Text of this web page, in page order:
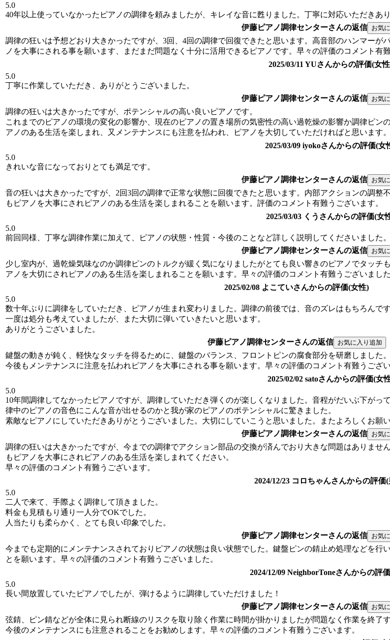
5.0
40年以上使っていなかったピアノの調律を頼みましたが、キレイな音に甦りました。丁寧に対応いただきあ
伊藤ピアノ調律センターさんの返信
調律の狂いは予想どおり大きかったですが、3回、4回の調律で回復できたと思います。高音部のハンマー
ノを大事にされる事を願います、まだまだ問題なく十分に活用できるピアノです。早々の評価のコメント有
2025/03/11 YUさんからの評価(女
5.0
丁寧に作業していただき、ありがとうございました。
伊藤ピアノ調律センターさんの返信
調律の狂いは大きかったですが、ポテンシャルの高い良いピアノです。
これまでのピアノの環境の変化の影響か、現在のピアノの置き場所の気密性の高い過乾燥の影響か調律ピ
アノのある生活を楽しまれ、又メンテナンスにも注意を払われ、ピアノを大切していただければと思います
2025/03/09 iyokoさんからの評価(女
5.0
きれいな音になっておりとても満足です。
伊藤ピアノ調律センターさんの返信
音の狂いは大きかったですが、2回3回の調律で正常な状態に回復できたと思います。内部アクションの調
もピアノを大事にされピアノのある生活を楽しまれることを願います。評価のコメント有難うございます。
2025/03/03 くうさんからの評価(女
5.0
前回同様、丁寧な調律作業に加えて、ピアノの状態・性質・今後のことなど詳しく説明してくださいました
伊藤ピアノ調律センターさんの返信
少し室内が、過乾燥気味なのか調律ピンのトルクが緩く気になりましたがとても良い響きのピアノでタッ
アノを大切にされピアノのある生活を楽しまれることを願います。早々の評価のコメント有難うございました
2025/02/08 よこていさんからの評価(女性)
5.0
数十年ぶりに調律をしていただき、ピアノが生まれ変わりました。調律の前後では、音のズレはもちろんで
一度は処分も考えていましたが、また大切に弾いていきたいと思います。
ありがとうございました。
伊藤ピアノ調律センターさんの返信
鍵盤の動きが鈍く、軽快なタッチを得るために、鍵盤のバランス、フロントピンの腐食部分を研磨しました
今後もメンテナンスに注意を払われピアノを大事にされる事を願います。早々の評価のコメント有難うござい
2025/02/02 satoさんからの評価(女
5.0
10年間調律してなかったピアノですが、調律していただき弾くのが楽しくなりました。音程がだいぶ下が
律中のピアノの音色にこんな音が出せるのかと我が家のピアノのポテンシャルに驚きました。
素敵なピアノにしていただきありがとうございました。大切にしていこうと思いました。またよろしくお願い
伊藤ピアノ調律センターさんの返信
調律の狂いは大きかったですが、今までの調律でアクション部品の交換が済んでおり大きな問題はありま
もピアノを大事にされピアノのある生活を楽しまれてください。
早々の評価のコメント有難うございます。
2024/12/23 コロちゃんさんからの評価
5.0
二人で来て、手際よく調律して頂きました。
料金も見積もり通り一人分でOKでした。
人当たりも柔らかく、とても良い印象でした。
伊藤ピアノ調律センターさんの返信
今までも定期的にメンテナンスされておりピアノの状態は良い状態でした。鍵盤ピンの錆止め処理などを行
とを願います。早々の評価のコメント有難うございました。
2024/12/09 NeighborToneさんからの評
5.0
長い間放置していたピアノでしたが、弾けるように調律していただけました！
伊藤ピアノ調律センターさんの返信
弦錆、ピン錆などが全体に見られ断線のリスクを取り除く作業に時間が掛かりましたが問題なく作業を終
今後のメンテナンスにも注意されることをお勧めします。早々の評価のコメント有難うございます。